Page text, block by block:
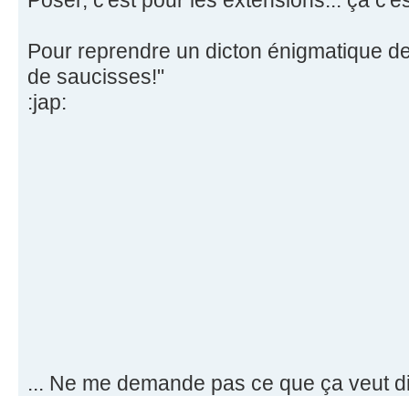
Pour reprendre un dicton énigmatique
de saucisses!"
:jap:
... Ne me demande pas ce que ça veut